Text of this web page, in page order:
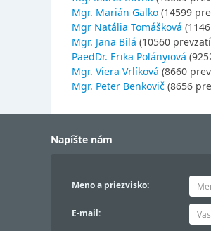
Mgr. Marián Galko (14599
Mgr Natália Tomášková
Mgr. Jana Bilá (10560
PaedDr. Erika Polányiová
Mgr. Viera Vrlíková (8660
Mgr. Peter Benkovič (8656
Napíšte nám
Meno a priezvisko:
E-mail: